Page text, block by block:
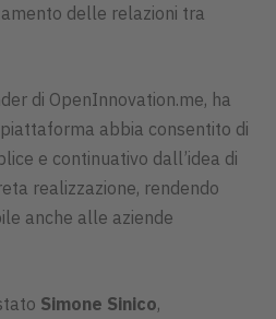
delle relazioni tra
di OpenInnovation.me, ha
abbia consentito di
e continuativo dall’idea di
realizzazione, rendendo
anche alle aziende
Simone Sinico,